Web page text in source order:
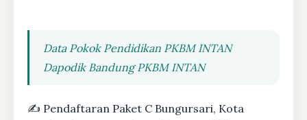
Data Pokok Pendidikan PKBM INTAN
Dapodik Bandung PKBM INTAN
✍ Pendaftaran Paket C Bungursari, Kota